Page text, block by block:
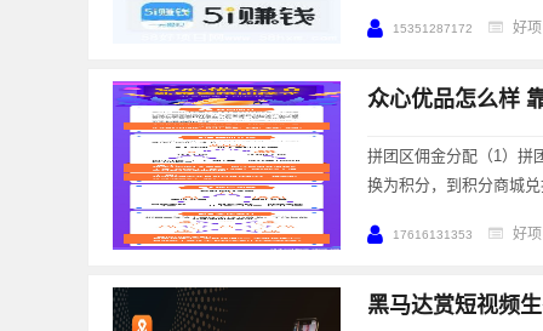
15351287172 好
众心优品怎么样
拼团区佣金分配（1）拼
换为积分，到积分商城
17616131353 好